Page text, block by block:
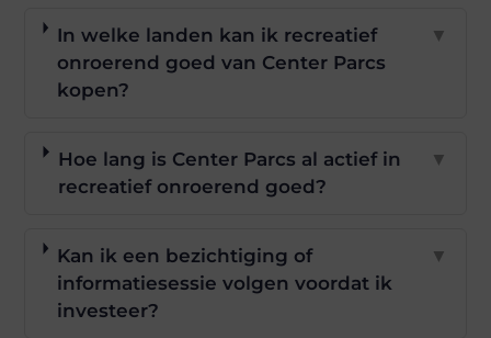
In welke landen kan ik recreatief
onroerend goed van Center Parcs
kopen?
▼
Hoe lang is Center Parcs al actief in
recreatief onroerend goed?
▼
Kan ik een bezichtiging of
informatiesessie volgen voordat ik
investeer?
▼